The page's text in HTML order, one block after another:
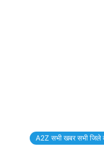
A2Z सभी खबर सभी जिले